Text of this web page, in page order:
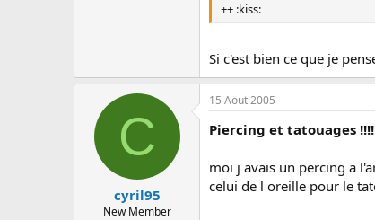
++ :kiss:
Si c'est bien ce que je
C
cyril95
New Member
15 Aout 2005
Piercing et tatouages
moi j avais un percing a
celui de l oreille pour le